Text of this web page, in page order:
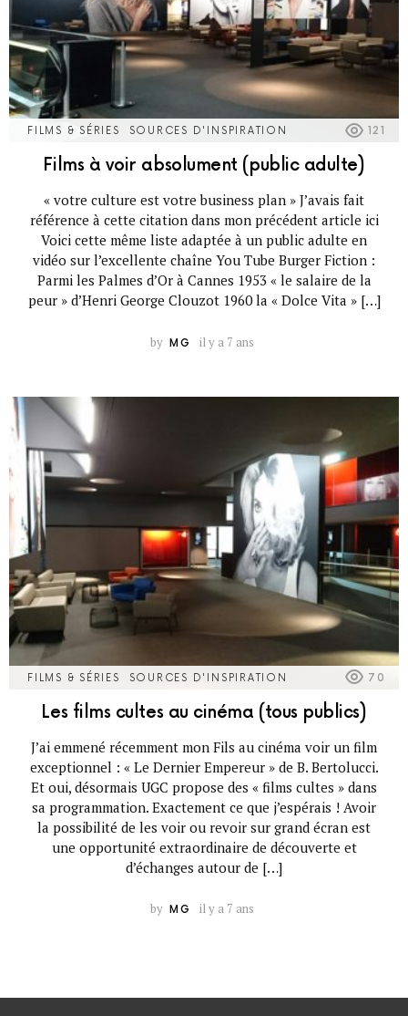
FILMS & SÉRIES SOURCES D'INSPIRATION 121
Films à voir absolument (public adulte)
« votre culture est votre business plan » J’avais fait
référence à cette citation dans mon précédent article ici
Voici cette même liste adaptée à un public adulte en
vidéo sur l’excellente chaîne You Tube Burger Fiction :
Parmi les Palmes d’Or à Cannes 1953 « le salaire de la
peur » d’Henri George Clouzot 1960 la « Dolce Vita » […]
by MG il y a 7 ans
FILMS & SÉRIES SOURCES D'INSPIRATION 70
Les films cultes au cinéma (tous publics)
J’ai emmené récemment mon Fils au cinéma voir un film
exceptionnel : « Le Dernier Empereur » de B. Bertolucci.
Et oui, désormais UGC propose des « films cultes » dans
sa programmation. Exactement ce que j’espérais ! Avoir
la possibilité de les voir ou revoir sur grand écran est
une opportunité extraordinaire de découverte et
d’échanges autour de […]
by MG il y a 7 ans